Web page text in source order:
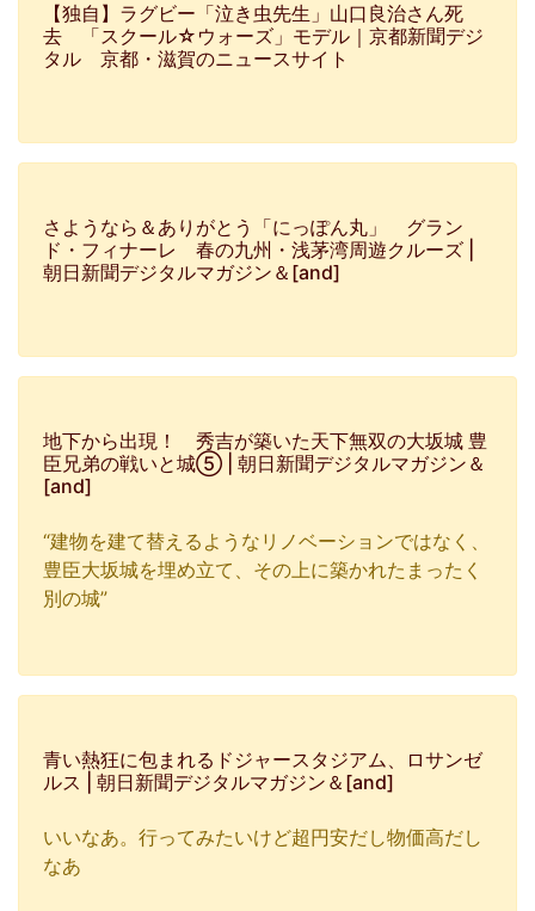
【独自】ラグビー「泣き虫先生」山口良治さん死
去 「スクール☆ウォーズ」モデル｜京都新聞デジ
タル 京都・滋賀のニュースサイト
さようなら＆ありがとう「にっぽん丸」 グラン
ド・フィナーレ 春の九州・浅茅湾周遊クルーズ |
朝日新聞デジタルマガジン＆[and]
地下から出現！ 秀吉が築いた天下無双の大坂城 豊
臣兄弟の戦いと城⑤ | 朝日新聞デジタルマガジン＆
[and]
“建物を建て替えるようなリノベーションではなく、
豊臣大坂城を埋め立て、その上に築かれたまったく
別の城”
青い熱狂に包まれるドジャースタジアム、ロサンゼ
ルス | 朝日新聞デジタルマガジン＆[and]
いいなあ。行ってみたいけど超円安だし物価高だし
なあ